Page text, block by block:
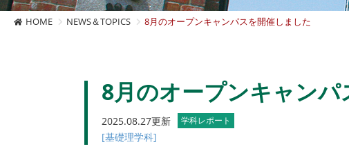
HOME NEWS＆TOPICS 8月のオープンキャンパスを開催しました
8月のオープンキャン
2025.08.27更新 学科レポート
[基礎理学科]